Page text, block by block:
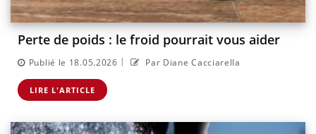
Perte de poids : le froid pourrait vous aider
Publié le 18.05.2026 | Par Diane Cacciarella
LIRE L'ARTICLE